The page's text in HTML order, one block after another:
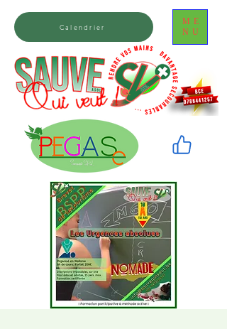
ME
NU
Calendrier